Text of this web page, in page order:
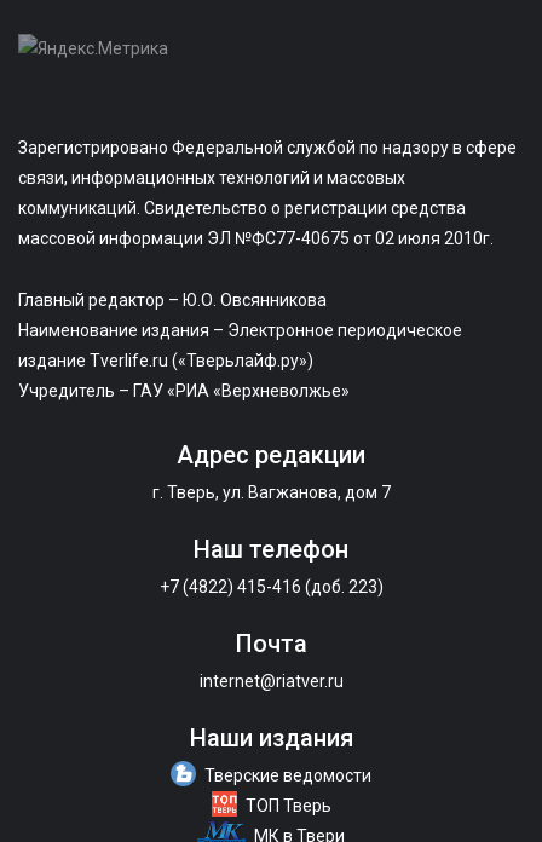
Зарегистрировано Федеральной службой по надзору в сфере
связи, информационных технологий и массовых
коммуникаций. Свидетельство о регистрации средства
массовой информации ЭЛ №ФС77-40675 от 02 июля 2010г.
Главный редактор – Ю.О. Овсянникова
Наименование издания – Электронное периодическое
издание Tverlife.ru («Тверьлайф.ру»)
Учредитель – ГАУ «РИА «Верхневолжье»
Адрес редакции
г. Тверь, ул. Вагжанова, дом 7
Наш телефон
+7 (4822) 415-416 (доб. 223)
Почта
internet@riatver.ru
Наши издания
Тверские ведомости
ТОП Тверь
МК в Твери